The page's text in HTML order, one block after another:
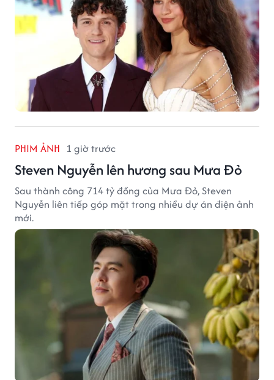
PHIM ẢNH 1 giờ trước
Steven Nguyễn lên hương sau Mưa Đỏ
Sau thành công 714 tỷ đồng của Mưa Đỏ, Steven
Nguyễn liên tiếp góp mặt trong nhiều dự án điện ảnh
mới.